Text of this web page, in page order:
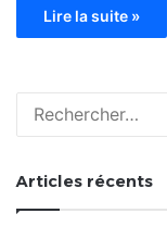
Lire la suite »
Articles récents